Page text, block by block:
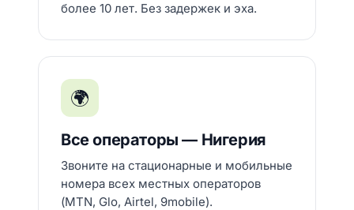
более 10 лет. Без задержек и эха.
🌍
Все операторы — Нигерия
Звоните на стационарные и мобильные
номера всех местных операторов
(MTN, Glo, Airtel, 9mobile).